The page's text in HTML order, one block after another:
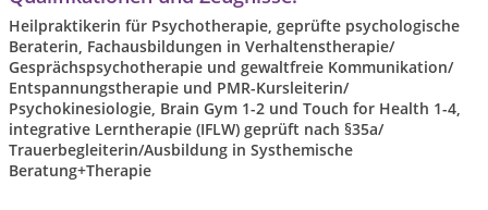
Heilpraktikerin für Psychotherapie, geprüfte psychologische
Beraterin, Fachausbildungen in Verhaltenstherapie/
Gesprächspsychotherapie und gewaltfreie Kommunikation/
Entspannungstherapie und PMR-Kursleiterin/
Psychokinesiologie, Brain Gym 1-2 und Touch for Health 1-4,
integrative Lerntherapie (IFLW) geprüft nach §35a/
Trauerbegleiterin/Ausbildung in Systhemische
Beratung+Therapie